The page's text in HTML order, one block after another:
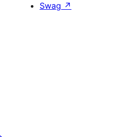
Swag ↗